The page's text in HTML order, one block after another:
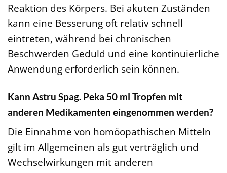
Reaktion des Körpers. Bei akuten Zuständen
kann eine Besserung oft relativ schnell
eintreten, während bei chronischen
Beschwerden Geduld und eine kontinuierliche
Anwendung erforderlich sein können.
Kann Astru Spag. Peka 50 ml Tropfen mit
anderen Medikamenten eingenommen werden?
Die Einnahme von homöopathischen Mitteln
gilt im Allgemeinen als gut verträglich und
Wechselwirkungen mit anderen